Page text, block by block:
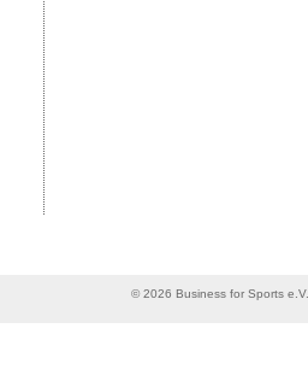
© 2026 Business for Sports e.V.